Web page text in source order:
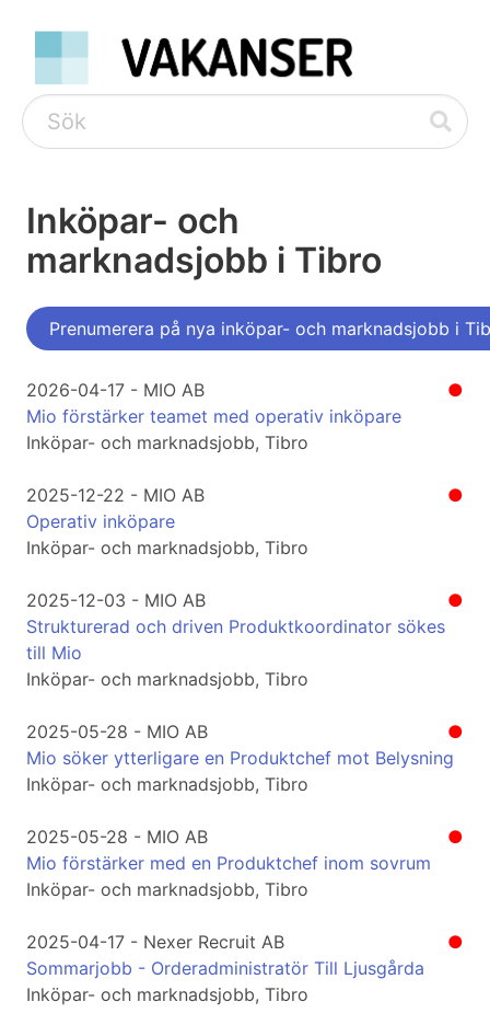
Inköpar- och
marknadsjobb i Tibro
Prenumerera på nya inköpar- och marknadsjobb i
●
2026-04-17 - MIO AB
Mio förstärker teamet med operativ inköpare
Inköpar- och marknadsjobb, Tibro
●
2025-12-22 - MIO AB
Operativ inköpare
Inköpar- och marknadsjobb, Tibro
●
2025-12-03 - MIO AB
Strukturerad och driven Produktkoordinator sökes
till Mio
Inköpar- och marknadsjobb, Tibro
●
2025-05-28 - MIO AB
Mio söker ytterligare en Produktchef mot Belysning
Inköpar- och marknadsjobb, Tibro
●
2025-05-28 - MIO AB
Mio förstärker med en Produktchef inom sovrum
Inköpar- och marknadsjobb, Tibro
●
2025-04-17 - Nexer Recruit AB
Sommarjobb - Orderadministratör Till Ljusgårda
Inköpar- och marknadsjobb, Tibro